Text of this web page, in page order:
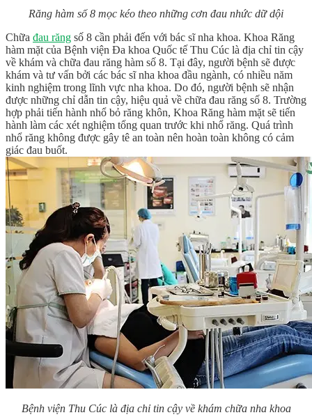
Răng hàm số 8 mọc kéo theo những cơn đau nhức dữ dội
Chữa đau răng số 8 cần phải đến với bác sĩ nha khoa. Khoa Răng
hàm mặt của Bệnh viện Đa khoa Quốc tế Thu Cúc là địa chỉ tin cậy
về khám và chữa đau răng hàm số 8. Tại đây, người bệnh sẽ được
khám và tư vấn bởi các bác sĩ nha khoa đầu ngành, có nhiều năm
kinh nghiệm trong lĩnh vực nha khoa. Do đó, người bệnh sẽ nhận
được những chỉ dẫn tin cậy, hiệu quả về chữa đau răng số 8. Trường
hợp phải tiến hành nhổ bỏ răng khôn, Khoa Răng hàm mặt sẽ tiến
hành làm các xét nghiệm tổng quan trước khi nhổ răng. Quá trình
nhổ răng không được gây tê an toàn nên hoàn toàn không có cảm
giác đau buốt.
Bệnh viện Thu Cúc là địa chỉ tin cậy về khám chữa nha khoa